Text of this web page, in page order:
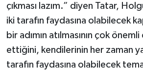
çıkması lazım.” diyen Tatar,
iki tarafın faydasına olabilecek
bir adımın atılmasının çok
ettiğini, kendilerinin her zaman
tarafın faydasına olabilecek